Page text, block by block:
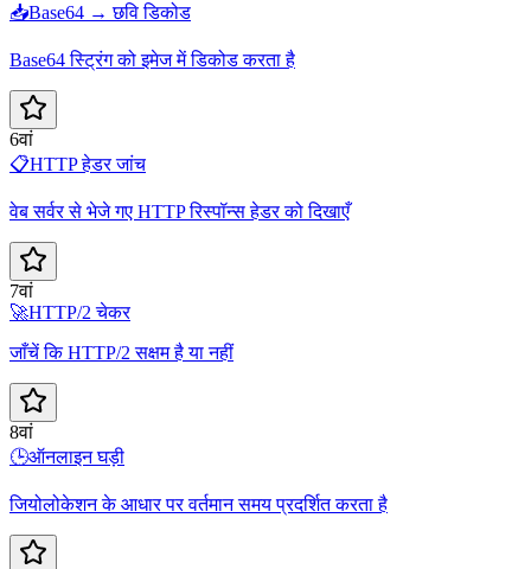
📥Base64 → छवि डिकोड
Base64 स्ट्रिंग को इमेज में डिकोड करता है
6वां
📋HTTP हेडर जांच
वेब सर्वर से भेजे गए HTTP रिस्पॉन्स हेडर को दिखाएँ
7वां
🚀HTTP/2 चेकर
जाँचें कि HTTP/2 सक्षम है या नहीं
8वां
🕒ऑनलाइन घड़ी
जियोलोकेशन के आधार पर वर्तमान समय प्रदर्शित करता है